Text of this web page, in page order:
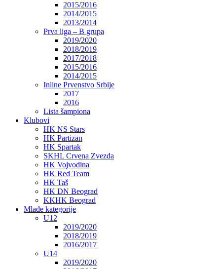
2015/2016
2014/2015
2013/2014
Prva liga – B grupa
2019/2020
2018/2019
2017/2018
2015/2016
2014/2015
Inline Prvenstvo Srbije
2017
2016
Lista šampiona
Klubovi
HK NS Stars
HK Partizan
HK Spartak
SKHL Crvena Zvezda
HK Vojvodina
HK Red Team
HK Taš
HK DN Beograd
KKHK Beograd
Mlađe kategorije
U12
2019/2020
2018/2019
2016/2017
U14
2019/2020